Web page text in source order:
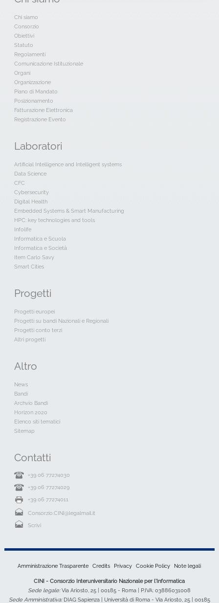
Chi siamo
Consorzio
Obiettivi
Statuto
Regolamenti
Comunicazione Istituzionale
Organi
Organizzazione
Piano di Mandato
Posizionamento
Fatturazione Elettronica
Registrazione Evento
Laboratori
Artificial Intelligence and Intelligent systems
Data Science
CFC
Cybersecurity
Digital Health
Embedded Systems & Smart Manufacturing
HPC: key technologies and tools
Infolife
Informatica e Scuola
Informatica e Società
Item Carlo Savy
Smart Cities
Progetti
Progetti europei
Progetti su bandi Nazionali e Regionali
Progetti conto terzi
Altri progetti
Altro
News
Bandi
Archvio Bandi
Horizon 2020
Elenco siti tematici
Sitemap
Contatti
+39 06 77274030
+39 06 77274029
+39 06 77274011
Consorzio.CINI@legalmail.it
Scrivi
Amministrazione Trasparente Credits Privacy Cookie Policy Note legali
CINI - Consorzio Interuniversitario Nazionale per l'Informatica
Sede legale:Via Ariosto, 25 | 00185 - Roma | P.IVA: 03886031008
Sede Amministrativa:DIAG Sapienza | Università di Roma - Via Ariosto, 25 | 00185